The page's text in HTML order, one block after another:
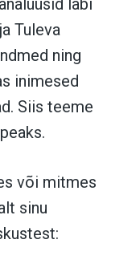
Tuleva
ning
inimesed
Siis teeme
või mitmes
sinu